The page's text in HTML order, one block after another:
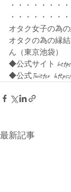
・・・・・・・
・・・・・・・
オタク女子の為
オタクの為の縁
ん（東京池袋）
◆公式サイト
◆公式Twitter  https://
最新記事